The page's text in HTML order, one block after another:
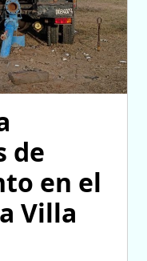
de
en el
Villa